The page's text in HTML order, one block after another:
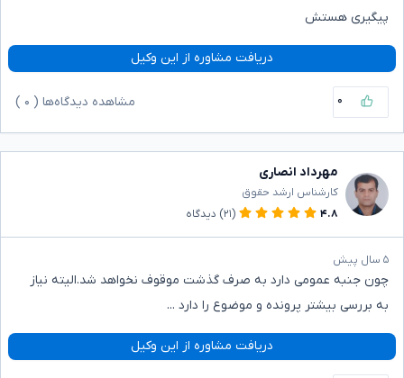
پیگیری هستش
دریافت مشاوره از این وکیل
۰ مشاهده دیدگاه‌ها ( ۰
مهرداد انصاری
کارشناس ارشد حقوق
۴.۸
(۲۱) دیدگاه
۵ سال پیش
چون جنبه عمومی دارد به صرف گذشت موقوف نخواهد شد.الیته نیاز
به بررسی بیشتر پرونده و موضوع را دارد ...
دریافت مشاوره از این وکیل